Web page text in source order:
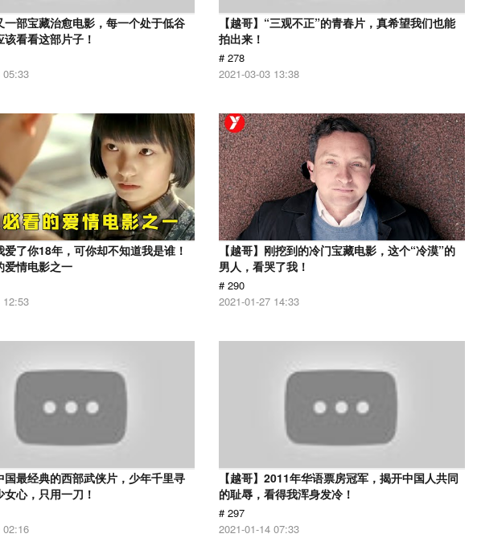
一部宝藏治愈电影，每一个处于低谷
该看看这部片子！
05:33
【越哥】“三观不正”的青春片，真希望我们也能
拍出来！
# 278
2021-03-03 13:38
爱了你18年，可你却不知道我是谁！
爱情电影之一
12:53
【越哥】刚挖到的冷门宝藏电影，这个“冷漠”的
男人，看哭了我！
# 290
2021-01-27 14:33
国最经典的西部武侠片，少年千里寻
心，只用一刀！
02:16
【越哥】2011年华语票房冠军，揭开中国人共同
的耻辱，看得我浑身发冷！
# 297
2021-01-14 07:33